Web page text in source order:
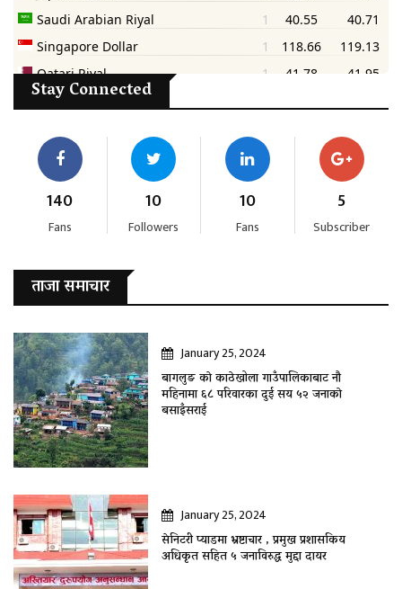
Stay Connected
140
Fans
10
Followers
10
Fans
5
Subscriber
ताजा समाचार
January 25, 2024
बागलुङ काे काठेखोला गाउँपालिकाबाट नौ
महिनामा ६८ परिवारका दुई सय ५२ जनाकाे
बसाइँसराई
January 25, 2024
सेनिटरी प्याडमा भ्रष्टाचार , प्रमुख प्रशासकिय
अधिकृत सहित ५ जनाविरुद्ध मुद्दा दायर